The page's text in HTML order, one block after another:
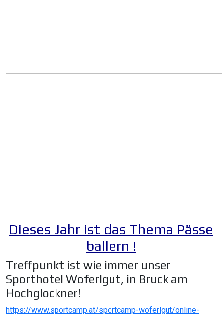
Dieses Jahr ist das Thema Pässe
ballern !
Treffpunkt ist wie immer unser
Sporthotel Woferlgut, in Bruck am
Hochglockner!
https://www.sportcamp.at/sportcamp-woferlgut/online-